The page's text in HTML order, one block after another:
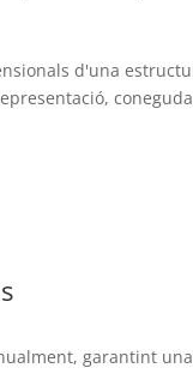
d'una
garantint